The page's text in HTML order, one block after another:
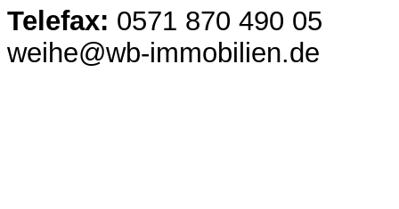
Telefax: 0571 870 490 05
weihe@wb-immobilien.de